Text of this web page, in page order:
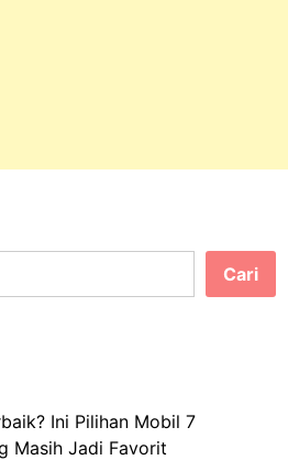
Cari
Ini Pilihan Mobil 7
Masih Jadi Favorit